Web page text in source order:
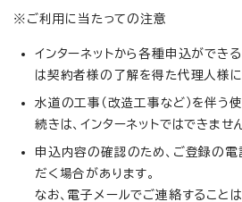
※ご利用に当たっての注意
インターネットから各種申込ができ
は契約者様の了解を得た代理人様に
水道の工事（改造工事など）を伴う
続きは、インターネットではできません
申込内容の確認のため、ご登録の
だく場合があります。
なお、電子メールでご連絡すること